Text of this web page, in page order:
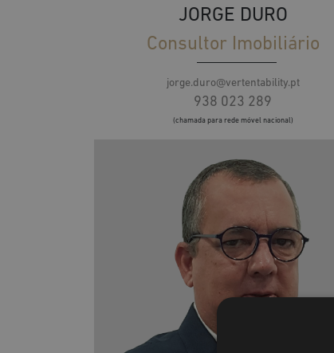
JORGE DURO
Consultor Imobiliário
jorge.duro@vertentability.pt
938 023 289
(chamada para rede móvel nacional)